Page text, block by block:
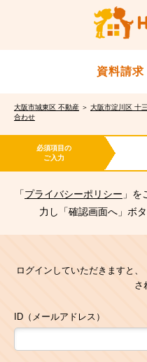
資料請
大阪市城東区 不動産 ＞ 大阪市淀川区 十
合わせ
必須項目の
ご入力
「プライバシーポリシー 」を
力し「確認画面へ」ボ
ログインしていただきますと
さ
ID（メールアドレス）